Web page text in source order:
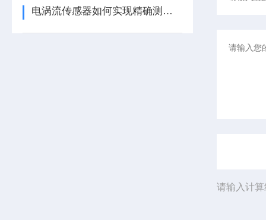
电涡流传感器如何实现精确测量？
请输入计